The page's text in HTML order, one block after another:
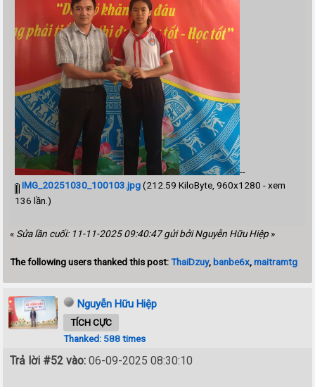
--
IMG_20251030_100103.jpg(212.59 KiloByte, 960x1280 - xem
136 lần.)
« Sửa lần cuối: 11-11-2025 09:40:47 gửi bởi Nguyễn Hữu Hiệp »
The following users thanked this post:ThaiDzuy, banbe6x,maitramtg
Nguyễn Hữu Hiệp
TÍCH CỰC
Thanked: 588 times
Trả lời #52 vào: 06-09-2025 08:30:10